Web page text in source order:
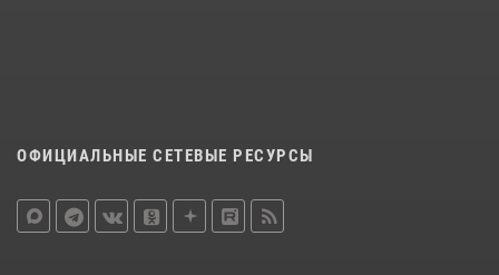
ОФИЦИАЛЬНЫЕ СЕТЕВЫЕ РЕСУРСЫ